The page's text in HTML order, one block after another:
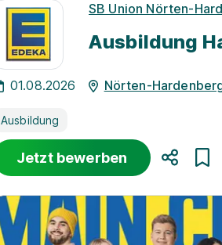
SB Union Nörten-
Ausbildung
01.08.2026 Nörten-
Ausbildung
Jetzt bewerben